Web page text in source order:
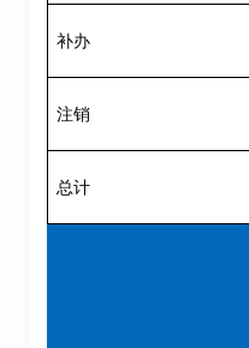
补办
注销
总计